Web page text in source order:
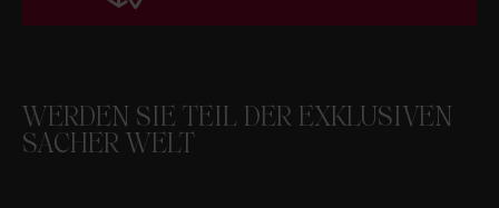
WERDEN SIE TEIL DER EXKLUSIVEN
SACHER WELT